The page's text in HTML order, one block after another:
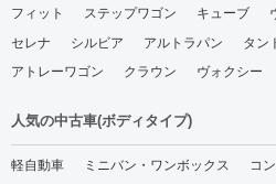
フィット
ステップワゴン キューブ
セレナ
シルビア アルトラパン タン
アトレーワゴン
クラウン ヴォクシー
人気の中古車(ボディタイプ)
軽自動車 ミニバン・ワンボックス コ